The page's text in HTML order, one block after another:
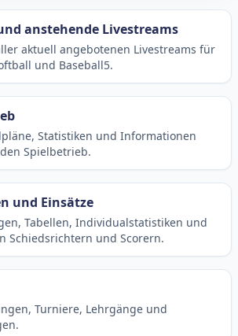
anstehende Livestreams
aktuell angebotenen Livestreams für
und Baseball5.
Statistiken und Informationen
Spielbetrieb.
und Einsätze
Tabellen, Individualstatistiken und
Schiedsrichtern und Scorern.
Turniere, Lehrgänge und